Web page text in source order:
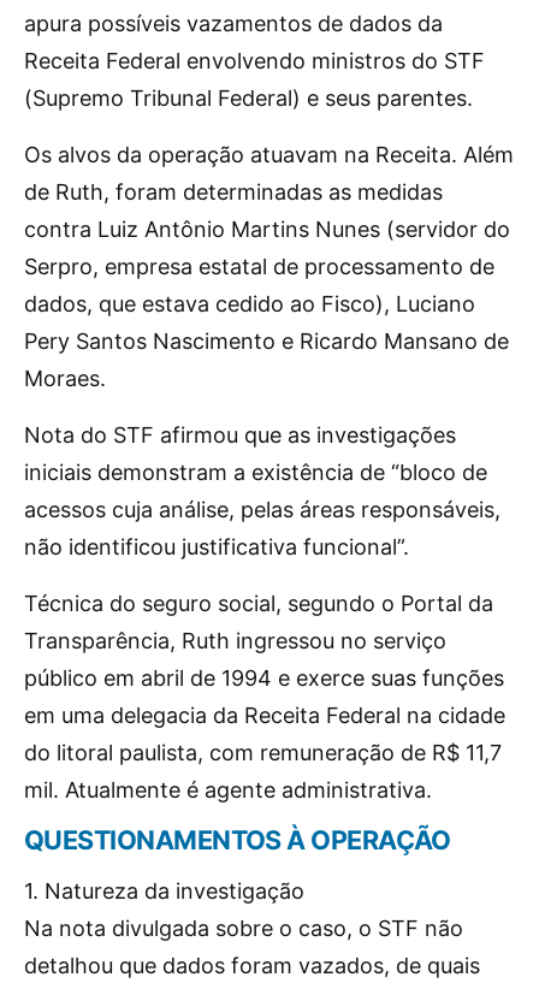
apura possíveis vazamentos de dados da
Receita Federal envolvendo ministros do STF
(Supremo Tribunal Federal) e seus parentes.
Os alvos da operação atuavam na Receita. Além
de Ruth, foram determinadas as medidas
contra Luiz Antônio Martins Nunes (servidor do
Serpro, empresa estatal de processamento de
dados, que estava cedido ao Fisco), Luciano
Pery Santos Nascimento e Ricardo Mansano de
Moraes.
Nota do STF afirmou que as investigações
iniciais demonstram a existência de “bloco de
acessos cuja análise, pelas áreas responsáveis,
não identificou justificativa funcional”.
Técnica do seguro social, segundo o Portal da
Transparência, Ruth ingressou no serviço
público em abril de 1994 e exerce suas funções
em uma delegacia da Receita Federal na cidade
do litoral paulista, com remuneração de R$ 11,7
mil. Atualmente é agente administrativa.
QUESTIONAMENTOS À OPERAÇÃO
1. Natureza da investigação
Na nota divulgada sobre o caso, o STF não
detalhou que dados foram vazados, de quais